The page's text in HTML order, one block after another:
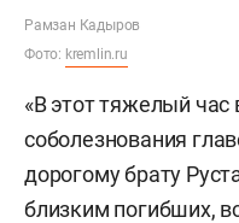
Рамзан Кадыров
Фото: kremlin.ru
«В этот тяжелый
соболезнования
дорогому брату
близким погибших,